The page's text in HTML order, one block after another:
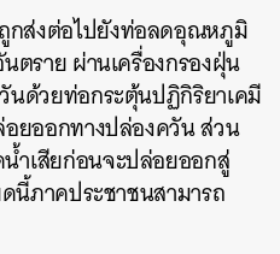
กส่งต่อไปยังท่อลดอุณหภูมิ
ตราย ผ่านเครื่องกรองฝุ่น
นด้วยท่อกระตุ้นปฏิกิริยาเคมี
ยออกทางปล่องควัน ส่วน
ำเสียก่อนจะปล่อยออกสู่
นี้ภาคประชาชนสามารถ